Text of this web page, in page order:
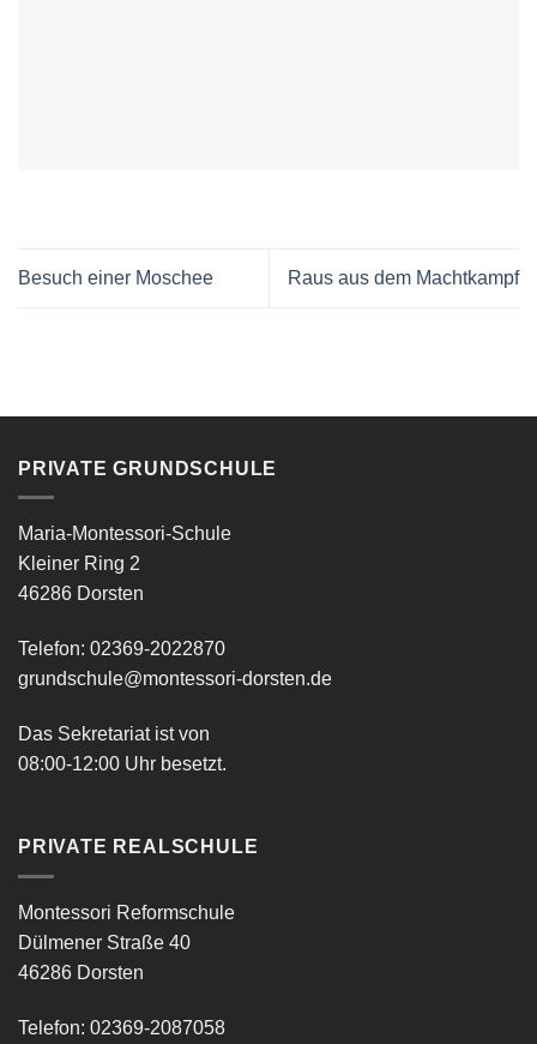
Besuch einer Moschee Raus aus dem Machtkampf
PRIVATE GRUNDSCHULE
Maria-Montessori-Schule
Kleiner Ring 2
46286 Dorsten
Telefon: 02369-2022870
grundschule@montessori-dorsten.de
Das Sekretariat ist von
08:00-12:00 Uhr besetzt.
PRIVATE REALSCHULE
Montessori Reformschule
Dülmener Straße 40
46286 Dorsten
Telefon: 02369-2087058